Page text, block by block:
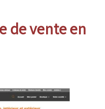
de vente en